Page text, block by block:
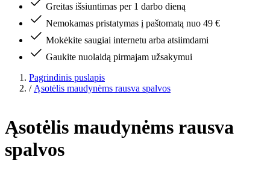
Greitas išsiuntimas per 1 darbo dieną
Nemokamas pristatymas į paštomatą nuo 49 €
Mokėkite saugiai internetu arba atsiimdami
Gaukite nuolaidą pirmajam užsakymui
Pagrindinis puslapis
/ Ąsotėlis maudynėms rausva spalvos
Ąsotėlis maudynėms rausva
spalvos